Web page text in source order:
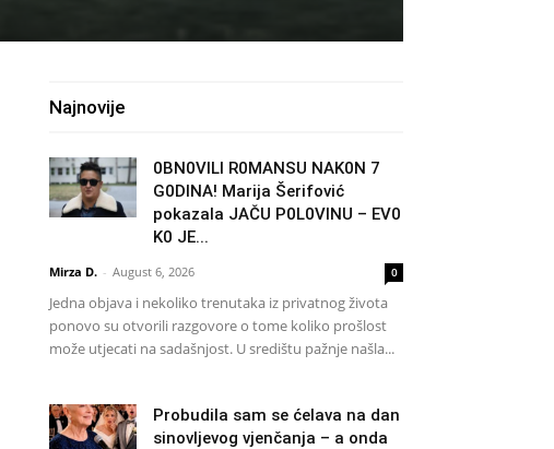
Najnovije
0BN0VlLl R0MANSU NAK0N 7
G0DlNA! Marija Šerifović
pokazala JAČU P0L0VINU – EV0
K0 JE...
Mirza D. - August 6, 2026 0
Jedna objava i nekoliko trenutaka iz privatnog života
ponovo su otvorili razgovore o tome koliko prošlost
može utjecati na sadašnjost. U središtu pažnje našla...
Probudila sam se ćelava na dan
sinovljevog vjenčanja – a onda